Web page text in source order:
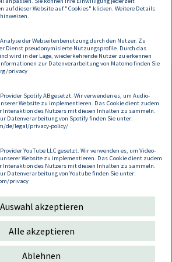
den öffentlich-rechtlichen Fragestellungen
in Graz beisteuerten.
Footer
Impressum
auf dieser Website auf "Cookies" klicken. Weitere Details
.
der Webseitenbenutzung durch den Nutzer. Zu
Dienst pseudonymisierte Nutzungsprofile. Durch das
wird in der Lage, wiederkehrende Nutzer zu erkennen
zur Datenverarbeitung von Matomo finden Sie
privacy
Spotify AB gesetzt. Wir verwenden es, um Audio-
Website zu implementieren. Das Cookie dient zudem
des Nutzers mit diesen Inhalten zu sammeln.
Datenverarbeitung von Spotify finden Sie unter:
de/legal/privacy-policy/
YouTube LLC gesetzt. Wir verwenden es, um Video-
Website zu implementieren. Das Cookie dient zudem
des Nutzers mit diesen Inhalten zu sammeln.
Datenverarbeitung von Youtube finden Sie unter:
privacy
Auswahl akzeptieren
Alle akzeptieren
Ablehnen
Copyright 2026